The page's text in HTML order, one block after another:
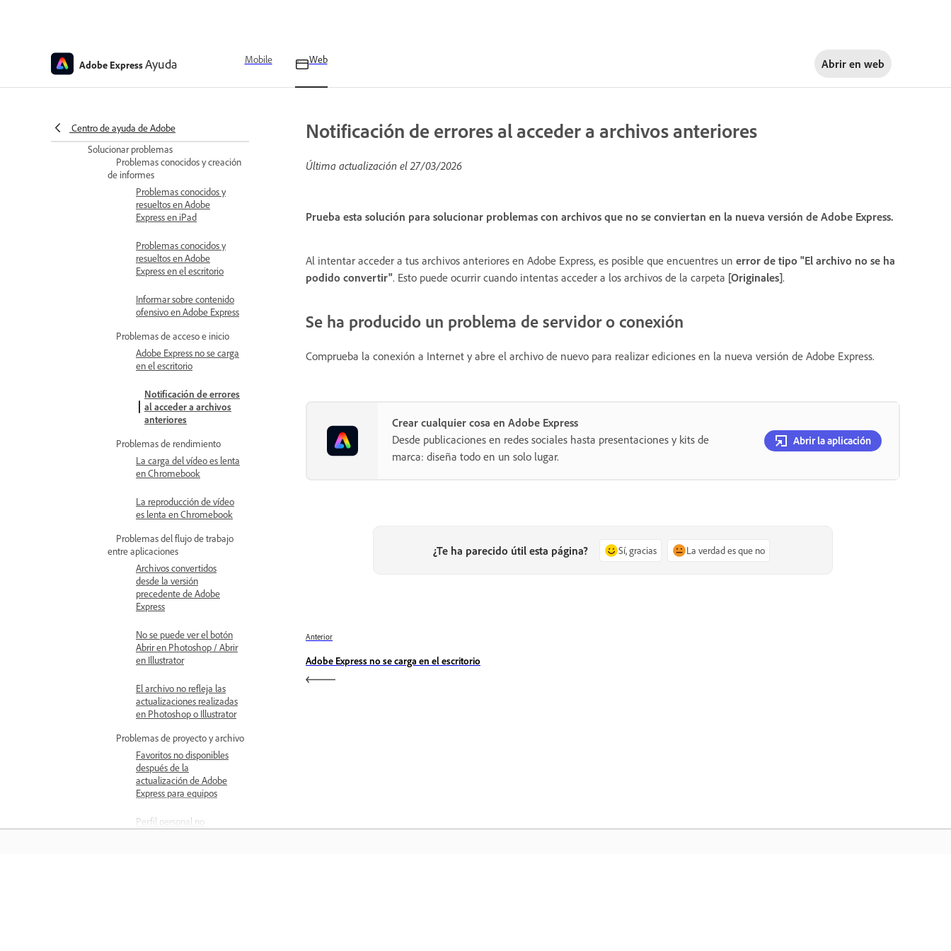
Adobe ExpressAyuda Mobile Web Abrir en web
Centro de ayuda de Adobe
No se puede acceder a las
Adobe Express
Solucionar problemas
Problemas conocidos y creación
de informes
Problemas conocidos y
resueltos en Adobe
Express en iPad
Problemas conocidos y
resueltos en Adobe
Express en el escritorio
Informar sobre contenido
ofensivo en Adobe Express
Problemas de acceso e inicio
Adobe Express no se carga
en el escritorio
Notificación de errores
al acceder a archivos
anteriores
Problemas de rendimiento
La carga del vídeo es lenta
en Chromebook
La reproducción de vídeo
es lenta en Chromebook
Problemas del flujo de trabajo
entre aplicaciones
Archivos convertidos
desde la versión
precedente de Adobe
Express
No se puede ver el botón
Abrir en Photoshop / Abrir
en Illustrator
El archivo no refleja las
actualizaciones realizadas
en Photoshop o Illustrator
Problemas de proyecto y archivo
Favoritos no disponibles
después de la
actualización de Adobe
Express para equipos
Perfil personal no
Notificación de errores al acceder a archivos anteriores
Última actualización el27/03/2026
Prueba esta solución para solucionar problemas con archivos que no se conviertan en la nueva versión de Adobe Express.
Al intentar acceder a tus archivos anteriores en Adobe Express, es posible que encuentres un error de tipo "El archivo no se ha
podido convertir". Esto puede ocurrir cuando intentas acceder a los archivos de la carpeta [Originales].
Se ha producido un problema de servidor o conexión
Comprueba la conexión a Internet y abre el archivo de nuevo para realizar ediciones en la nueva versión de Adobe Express.
Crear cualquier cosa en Adobe Express
Desde publicaciones en redes sociales hasta presentaciones y kits de
marca: diseña todo en un solo lugar.
Abrir la aplicación
¿Te ha parecido útil esta página? Sí, gracias La verdad es que no
Anterior
Adobe Express no se carga en el escritorio